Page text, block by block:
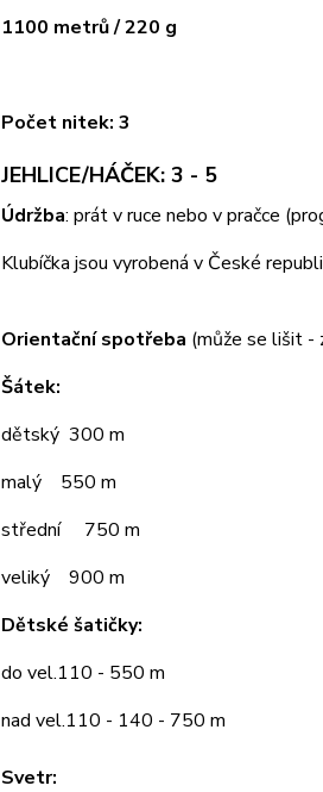
1100 metrů / 220 g
Počet nitek: 3
JEHLICE/HÁČEK: 3 - 5
Údržba: prát v ruce nebo v pračce
Klubíčka jsou vyrobená v České
Orientační spotřeba (může se lišit -
Šátek:
dětský 300 m
malý 550 m
střední 750 m
veliký 900 m
Dětské šatičky:
do vel.110 - 550 m
nad vel.110 - 140 - 750 m
Svetr: